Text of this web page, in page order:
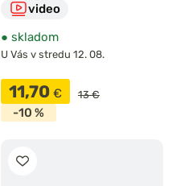
video
● skladom
U Vás v stredu 12. 08.
11,70 € 13 €
-10 %